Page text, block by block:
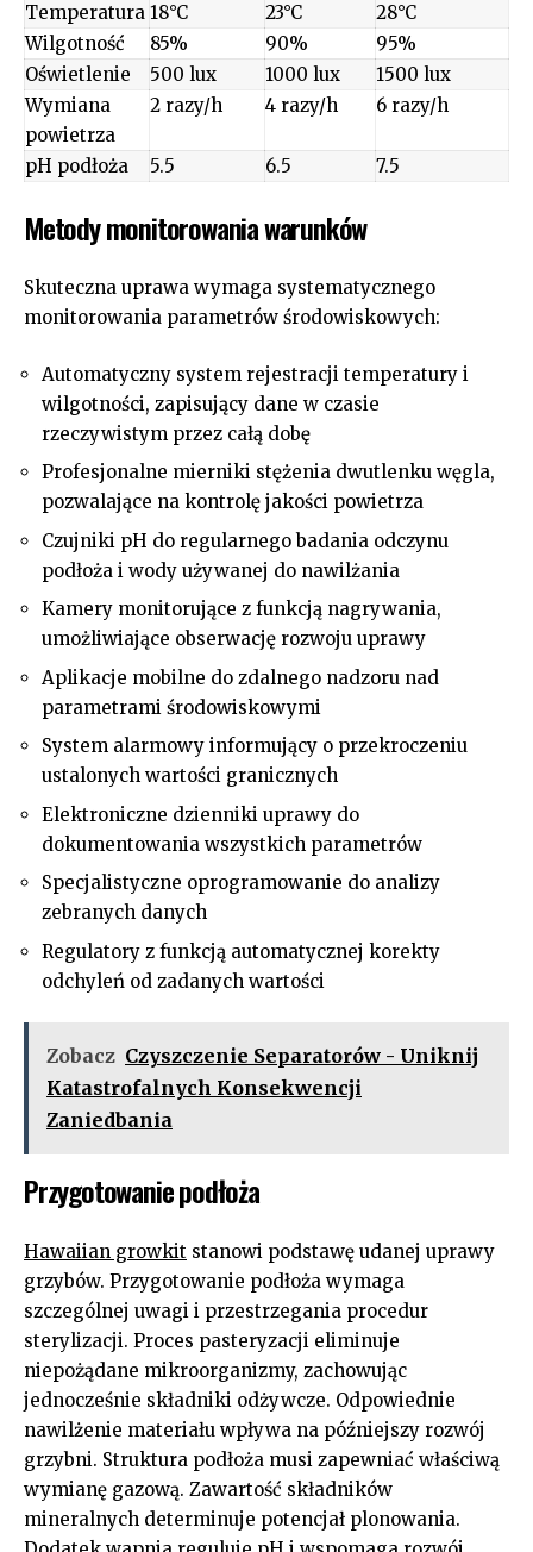
Temperatura 18°C 23°C
28°C
Wilgotność
85% 90%
95%
Oświetlenie
500 lux 1000 lux
1500 lux
Wymiana
powietrza
2 razy/h 4 razy/h 6 razy/h
pH podłoża 5.5 6.5 7.5
Metody monitorowania warunków
Skuteczna uprawa wymaga systematycznego
monitorowania parametrów środowiskowych:
Automatyczny system rejestracji temperatury i
wilgotności, zapisujący dane w czasie
rzeczywistym przez całą dobę
Profesjonalne mierniki stężenia dwutlenku węgla,
pozwalające na kontrolę jakości powietrza
Czujniki pH do regularnego badania odczynu
podłoża i wody używanej do nawilżania
Kamery monitorujące z funkcją nagrywania,
umożliwiające obserwację rozwoju uprawy
Aplikacje mobilne do zdalnego nadzoru nad
parametrami środowiskowymi
System alarmowy informujący o przekroczeniu
ustalonych wartości granicznych
Elektroniczne dzienniki uprawy do
dokumentowania wszystkich parametrów
Specjalistyczne oprogramowanie do analizy
zebranych danych
Regulatory z funkcją automatycznej korekty
odchyleń od zadanych wartości
Zobacz Czyszczenie Separatorów - Uniknij
Katastrofalnych Konsekwencji
Zaniedbania
Przygotowanie podłoża
Hawaiian growkit stanowi podstawę udanej uprawy
grzybów. Przygotowanie podłoża wymaga
szczególnej uwagi i przestrzegania procedur
sterylizacji. Proces pasteryzacji eliminuje
niepożądane mikroorganizmy, zachowując
jednocześnie składniki odżywcze. Odpowiednie
nawilżenie materiału wpływa na późniejszy rozwój
grzybni. Struktura podłoża musi zapewniać właściwą
wymianę gazową. Zawartość składników
mineralnych determinuje potencjał plonowania.